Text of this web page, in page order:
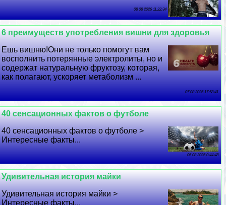
08 08 2026 11:22:34
6 преимуществ употрeбления вишни для здоровья
Ешь вишню!Они не только помогут вам
восполнить потерянные электролиты, но и
содержат натуральную фруктозу, которая,
как полагают, ускоряет метаболизм ...
07 08 2026 17:58:41
40 сенсационных фактов о футболе
40 сенсационных фактов о футболе >
Интересные факты...
06 08 2026 0:44:48
Удивительная история майки
Удивительная история майки >
Интересные факты...